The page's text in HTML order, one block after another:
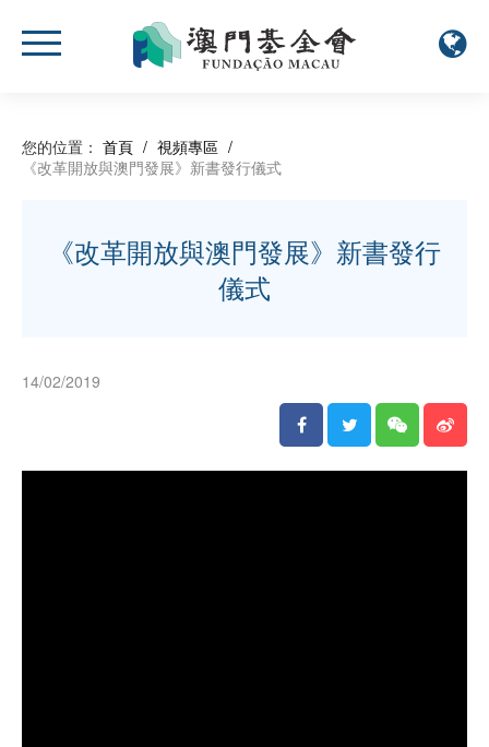
您的位置： 首頁 / 視頻專區 /
《改革開放與澳門發展》新書發行儀式
《改革開放與澳門發展》新書發行
儀式
14/02/2019